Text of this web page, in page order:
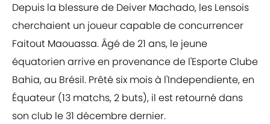
Depuis la blessure de Deiver Machado, les Lensois
cherchaient un joueur capable de concurrencer
Faitout Maouassa. Âgé de 21 ans, le jeune
équatorien arrive en provenance de l'Esporte Clube
Bahia, au Brésil. Prêté six mois à l'Independiente, en
Équateur (13 matchs, 2 buts), il est retourné dans
son club le 31 décembre dernier.